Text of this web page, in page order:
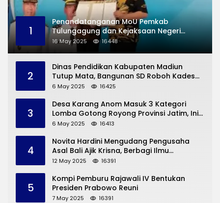
1
Penandatanganan MoU Pemkab
Tulungagung dan Kejaksaan Negeri
Permasalahan Hukum
16 May 2025 16448
2
Dinas Pendidikan Kabupaten Madiun
Tutup Mata, Bangunan SD Roboh Kades
Dermorejo Bangun Pakai Dana Pribadi
6 May 2025 16425
3
Desa Karang Anom Masuk 3 Kategori
Lomba Gotong Royong Provinsi Jatim, Ini
yang Disampaikan Sekda Trenggalek
6 May 2025 16413
4
Novita Hardini Mengudang Pengusaha
Asal Bali Ajik Krisna, Berbagi Ilmu
Pengembangan Pariwisata dan UMKM
12 May 2025 16391
5
Kompi Pemburu Rajawali IV Bentukan
Presiden Prabowo Reuni
7 May 2025 16391